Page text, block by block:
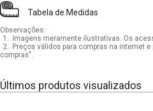
Tabela de Medidas
Observações:
1.
Imagens meramente ilustrativas. Os
2.
Preços válidos para compras na internet
compras".
Últimos produtos visualizados